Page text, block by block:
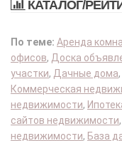
КАТАЛОГ/
По теме: Аренда
офисов, Доска
участки, Дачные дома,
Коммерческая
недвижимости,
сайтов недвижимости,
недвижимости, База